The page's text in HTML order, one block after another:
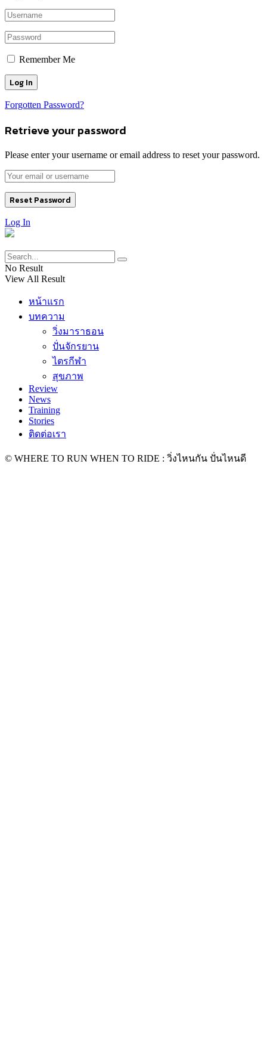
Remember Me
Forgotten Password?
Retrieve your password
Please enter your username or email address to reset your password.
Log In
No Result
View All Result
หน้าแรก
บทความ
วิ่งมาราธอน
ปั่นจักรยาน
ไตรกีฬา
สุขภาพ
Review
News
Training
Stories
ติดต่อเรา
© WHERE TO RUN WHEN TO RIDE : วิ่งไหนกัน ปั่นไหนดี